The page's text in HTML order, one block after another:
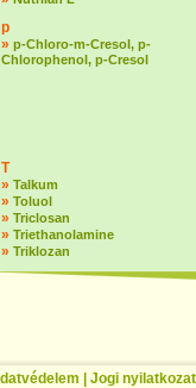
p
» p-Chloro-m-Cresol, p-
Chlorophenol, p-Cresol
T
» Talkum
» Toluol
» Triclosan
» Triethanolamine
» Triklozan
Jogi nyilatkozat